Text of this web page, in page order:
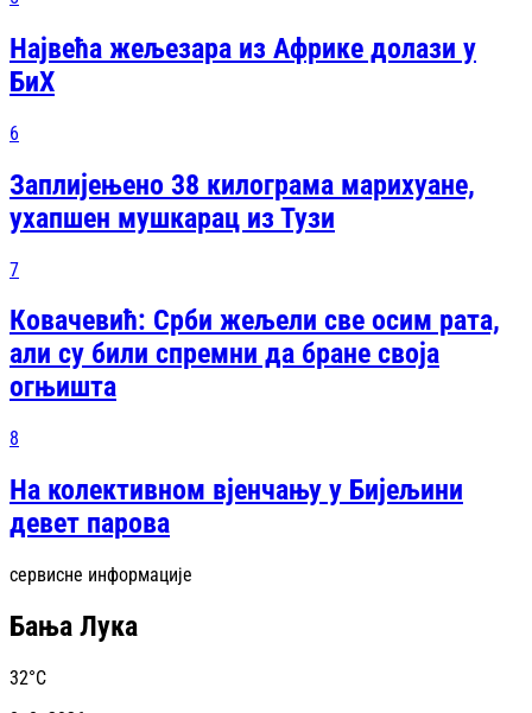
Највећа жељезара из Африке долази у
БиХ
6
Заплијењено 38 килограма марихуане,
ухапшен мушкарац из Тузи
7
Ковачевић: Срби жељели све осим рата,
али су били спремни да бране своја
огњишта
8
На колективном вјенчању у Бијељини
девет парова
сервисне информације
Бања Лука
32°C